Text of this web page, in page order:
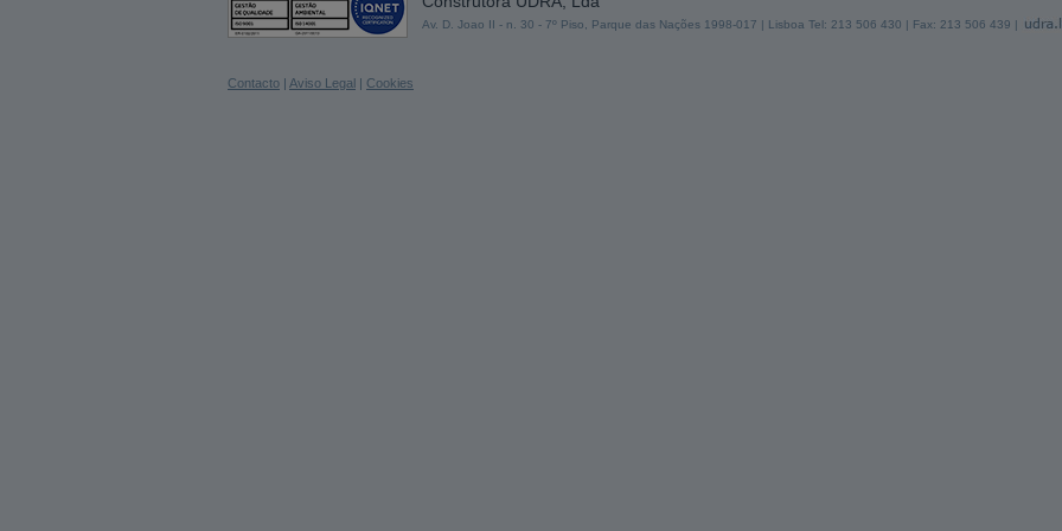
Av. D. Joao II - n. 30 - 7º Piso, Parque das Nações 1998-017 | Lisboa Tel: 213 506 430 | Fax: 213 506 439 |
Contacto | Aviso Legal | Cookies